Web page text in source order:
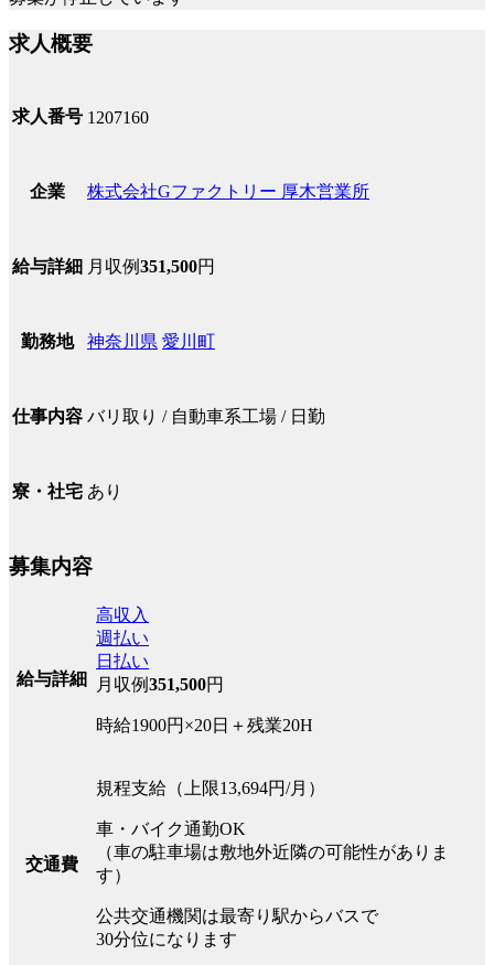
求人概要
求人番号 1207160
企業 株式会社Gファクトリー 厚木営業所
給与詳細 月収例351,500円
勤務地 神奈川県 愛川町
仕事内容 バリ取り / 自動車系工場 / 日勤
寮・社宅 あり
募集内容
給与詳細
高収入
週払い
日払い
月収例351,500円
時給1900円×20日＋残業20H
交通費
規程支給（上限13,694円/月）
車・バイク通勤OK
（車の駐車場は敷地外近隣の可能性がありま
す）
公共交通機関は最寄り駅からバスで
30分位になります